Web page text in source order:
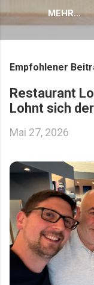
MEHR…
Empfohlener
Restaurant
Lohnt sich
Mai 27, 2026